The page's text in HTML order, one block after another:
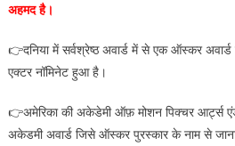
अहमद है।
👉दनिया में सर्वश्रेष्‍ठ अवार्ड में से एक ऑस्‍कर
एक्‍टर नॉमिनेट हुआ है।
👉अमेरिका की अकेडेमी ऑफ़ मोशन पिक्चर आर्ट्स एंड
अकेडमी अवार्ड जिसे ऑस्कर पुरस्कार के नाम से